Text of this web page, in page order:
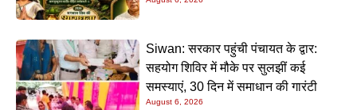
Siwan: सरकार पहुंची पंचायत के द्वार:
सहयोग शिविर में मौके पर सुलझीं कई
समस्याएं, 30 दिन में समाधान की गारंटी
August 6, 2026